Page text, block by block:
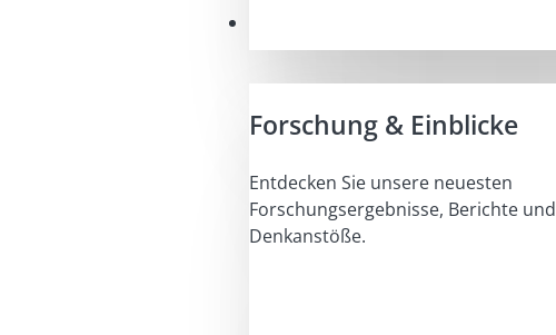
Forschung & Einblicke
Entdecken Sie unsere neuesten
Forschungsergebnisse, Berichte und
Denkanstöße.